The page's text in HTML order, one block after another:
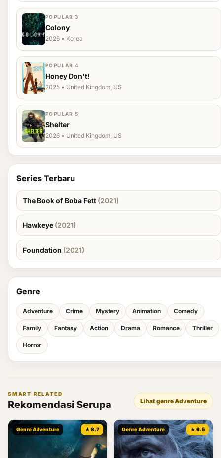
POPULAR 3
Colony
2026 • Korea
POPULAR 4
Honey Don't!
2025 • United Kingdom, US
POPULAR 5
Shelter
2026 • United Kingdom, US
Series Terbaru
The Book of Boba Fett (2021)
Hawkeye (2021)
Foundation (2021)
Genre
Adventure Crime Mystery Animation Comedy
Family Fantasy Action Drama Romance Thriller
Horror
SMART RELATED
Rekomendasi Serupa Lihat genre Adventure
Genre Adventure ★ 8.7 Genre Adventure ★ 6.5